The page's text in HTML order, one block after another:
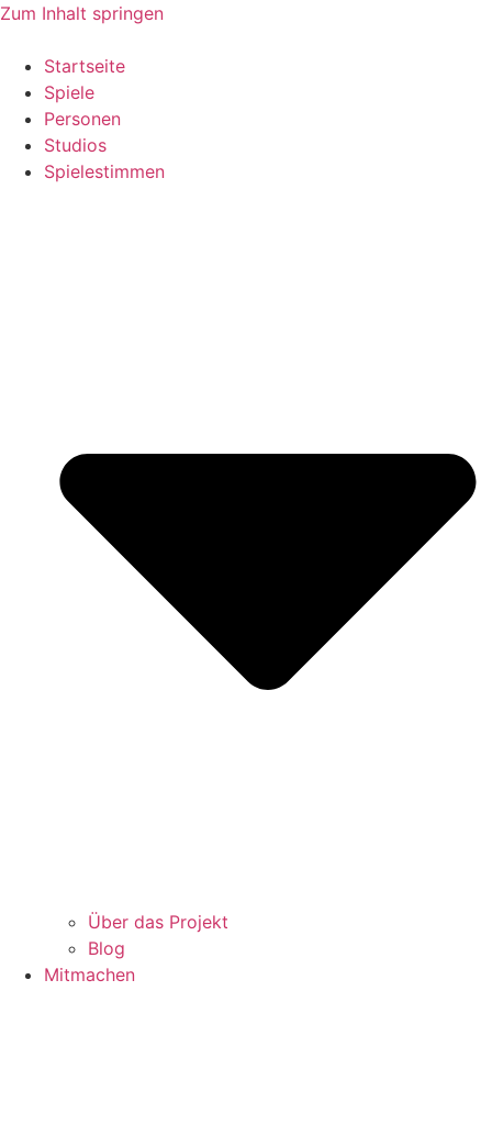
Zum Inhalt springen
Startseite
Spiele
Personen
Studios
Spielestimmen
Über das Projekt
Blog
Mitmachen